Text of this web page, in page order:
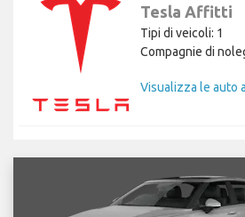
Tesla Affitti
Tipi di veicoli: 1
Compagnie di
Visualizza le auto